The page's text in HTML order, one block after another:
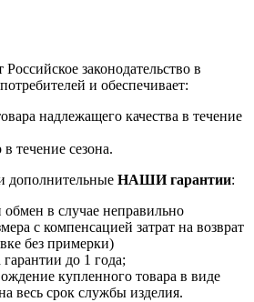
законодательство в
и обеспечивает:
надлежащего качества в течение
течение сезона.
дополнительные НАШИ гарантии:
в случае неправильно
с компенсацией затрат на возврат
без примерки)
до 1 года;
купленного товара в виде
весь срок службы изделия.